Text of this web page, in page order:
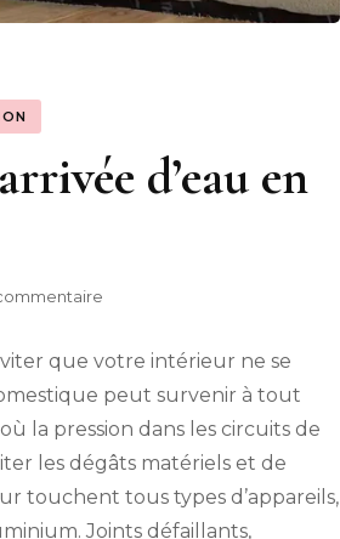
d’eau en
fuit
:
fermer
l’arrivée
d’eau
en
que votre intérieur ne se
peut survenir à tout
la pression dans les circuits de
les dégâts matériels et de
touchent tous types d’appareils,
Joints défaillants,